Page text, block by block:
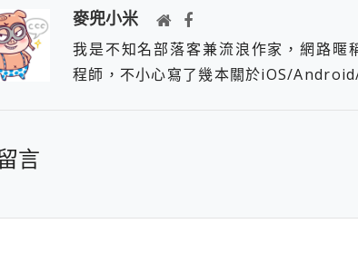
，加碼愛奇藝黃金雙周
驗，專案價最低 NT$0
Liberty 5 Pro Max，有螢幕
的耳機會是智商稅嗎?
麥兜小米
我是不知名部落客兼流浪作家，網路暱
程師，不小心寫了幾本關於iOS/
言